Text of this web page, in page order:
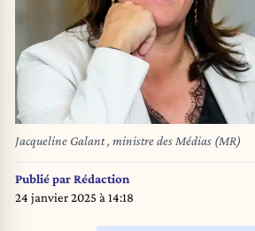
Jacqueline Galant , ministre des Médias (MR)
Publié parRédaction
24 janvier 2025 à 14:18